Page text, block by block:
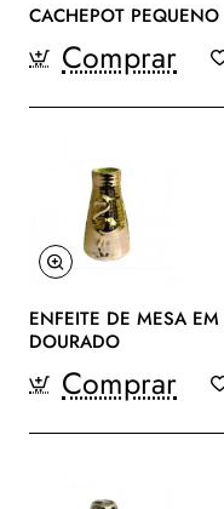
CACHEPOT PEQUENO
Comprar
ENFEITE DE MESA
DOURADO
Comprar